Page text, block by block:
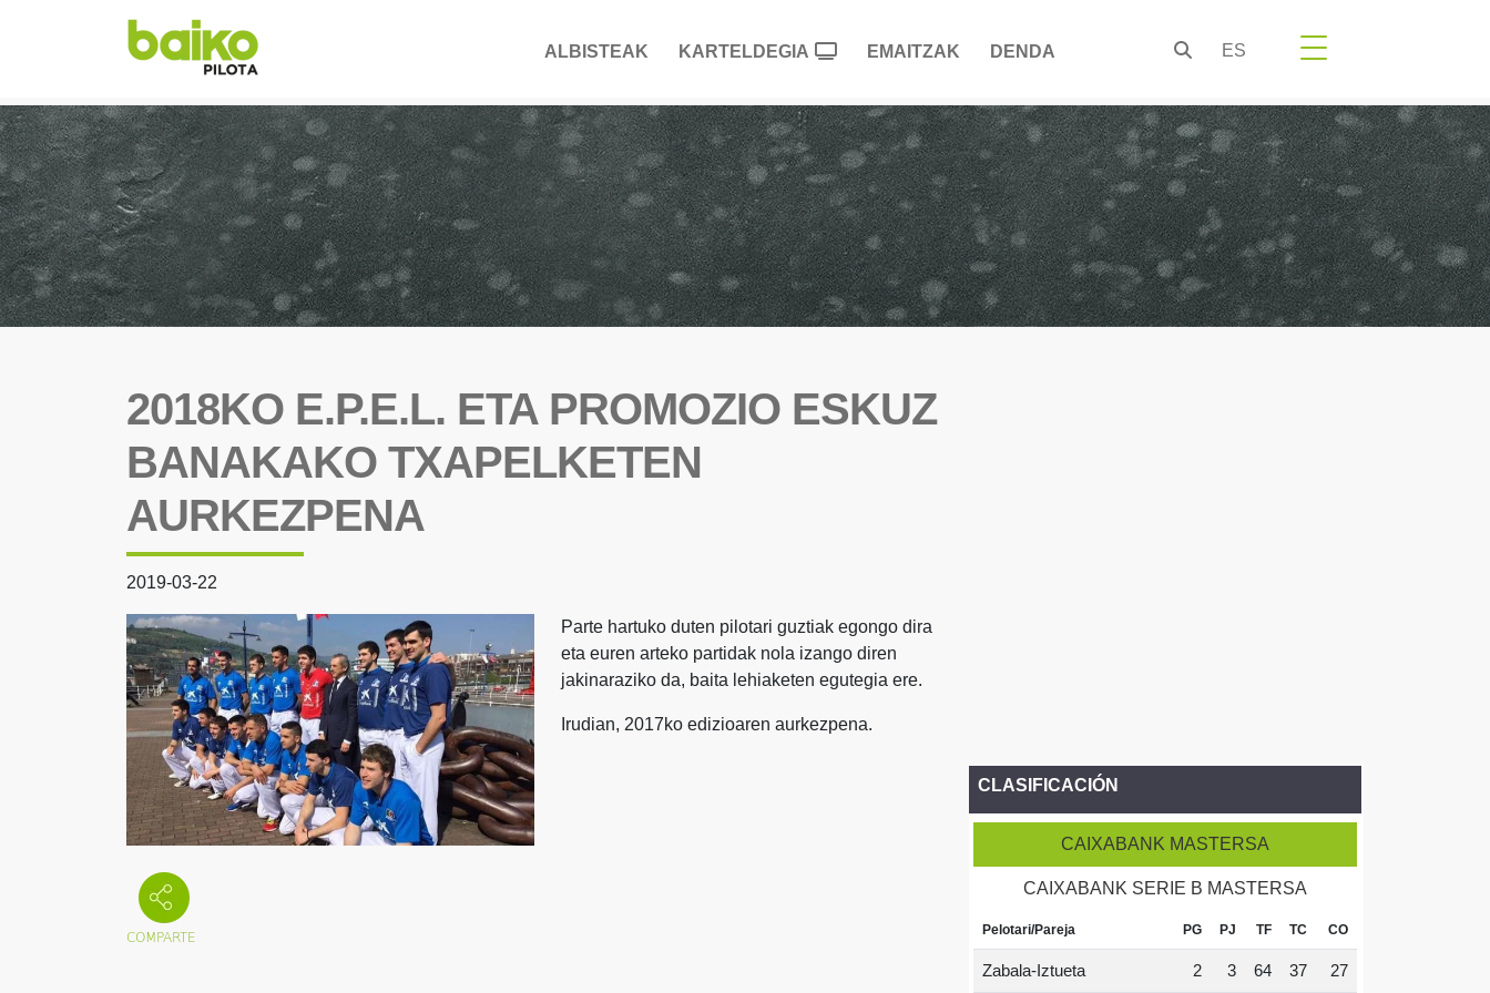
ALBISTEAK KARTELDEGIA EMAITZAK DENDA ES
2018KO E.P.E.L. ETA PROMOZIO ESKUZ
BANAKAKO TXAPELKETEN
AURKEZPENA
2019-03-22
Parte hartuko duten pilotari guztiak egongo dira
eta euren arteko partidak nola izango diren
jakinaraziko da, baita lehiaketen egutegia ere.
Irudian, 2017ko edizioaren aurkezpena.
CLASIFICACIÓN
CAIXABANK MASTERSA
CAIXABANK SERIE B MASTERSA
Pelotari/Pareja PG PJ TF TC CO
Zabala-Iztueta 2 3 64 37 27